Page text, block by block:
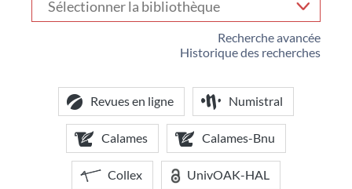
Recherche avancée
Historique des recherches
votre
bibliothèque
Revues en ligne Numistral
Calames Calames-Bnu
Collex UnivOAK-HAL